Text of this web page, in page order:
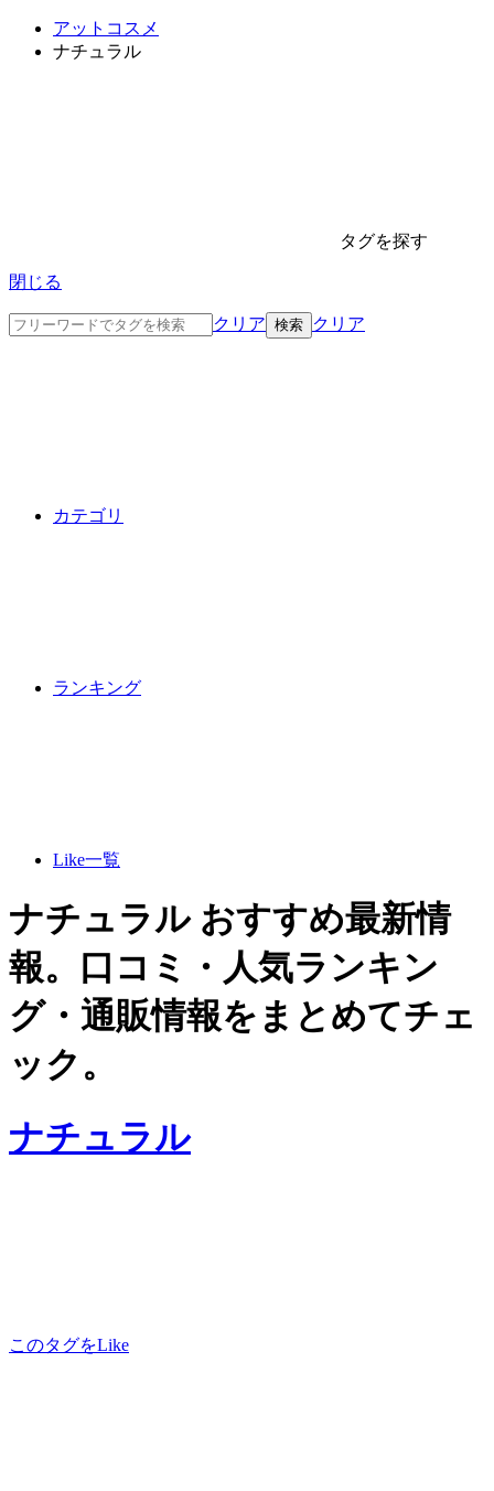
アットコスメ
ナチュラル
タグを探す
閉じる
クリア クリア
カテゴリ
ランキング
Like一覧
ナチュラル おすすめ最新情
報。口コミ・人気ランキン
グ・通販情報をまとめてチェ
ック。
ナチュラル
このタグをLike